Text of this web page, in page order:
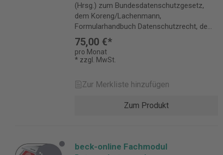
(Hrsg.) zum Bundesdatenschutzgesetz,
dem Koreng/Lachenmann,
Formularhandbuch Datenschutzrecht, dem
Paal/Pauly, DS-GVO und BDSG sowie dem
BeckOK Datenschutzrecht, Hrsg.
Wolff/Brink. Das Fachmodul Datenschutz-
Ihnen diese und weitere Werke online
aufbereitet und voll zitierfähig. Dazu
sorgfältig aktualisierte Gesetzestexte.
Kommentare zum Datenschutzrecht
BeckOK Datenschutzrecht, Hrsg.
75,00 €*
pro Monat
* zzgl. MwSt.
Zur Merkliste hinzufügen
Zum Produkt
beck-online Fachmodul